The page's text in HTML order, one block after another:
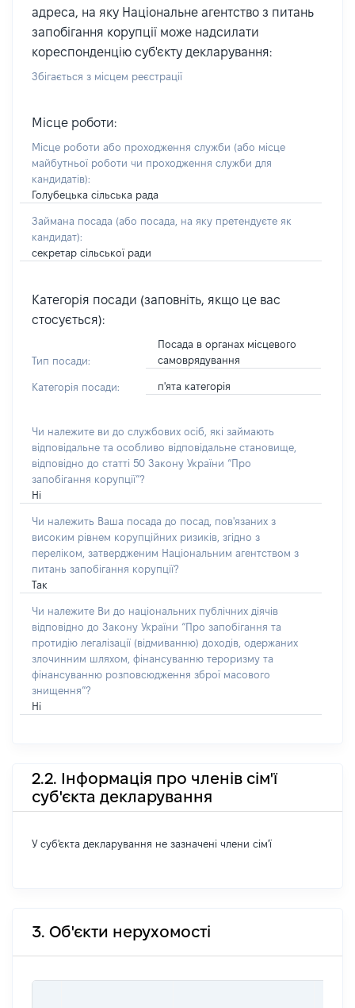
адреса, на яку Національне агентство з питань
запобігання корупції може надсилати
кореспонденцію суб'єкту декларування:
Збігається з місцем реєстрації
Місце роботи:
Місце роботи або проходження служби (або місце
майбутньої роботи чи проходження служби для
кандидатів):
Голубецька сільська рада
Займана посада (або посада, на яку претендуєте як
кандидат):
секретар сільської ради
Категорія посади (заповніть, якщо це вас
стосується):
Тип посади:
Посада в органах місцевого
самоврядування
Категорія посади: п'ята категорія
Чи належите ви до службових осіб, які займають
відповідальне та особливо відповідальне становище,
відповідно до статті 50 Закону України “Про
запобігання корупції”?
Ні
Чи належить Ваша посада до посад, пов'язаних з
високим рівнем корупційних ризиків, згідно з
переліком, затвердженим Національним агентством з
питань запобігання корупції?
Так
Чи належите Ви до національних публічних діячів
відповідно до Закону України “Про запобігання та
протидію легалізації (відмиванню) доходів, одержаних
злочинним шляхом, фінансуванню тероризму та
фінансуванню розповсюдження зброї масового
знищення”?
Ні
2.2. Інформація про членів сім'ї
суб'єкта декларування
У суб'єкта декларування не зазначені члени сім'ї
3. Об'єкти нерухомості